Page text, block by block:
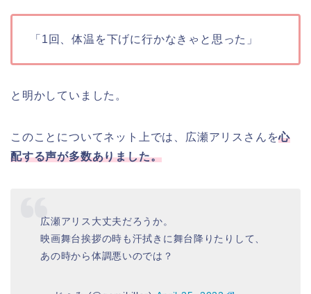
「1回、体温を下げに行かなきゃと思った」
と明かしていました。
このことについてネット上では、広瀬アリスさんを心
配する声が多数ありました。
広瀬アリス大丈夫だろうか。
映画舞台挨拶の時も汗拭きに舞台降りたりして、
あの時から体調悪いのでは？